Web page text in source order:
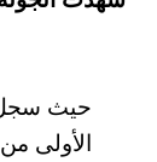
حيث سجل
الأولى